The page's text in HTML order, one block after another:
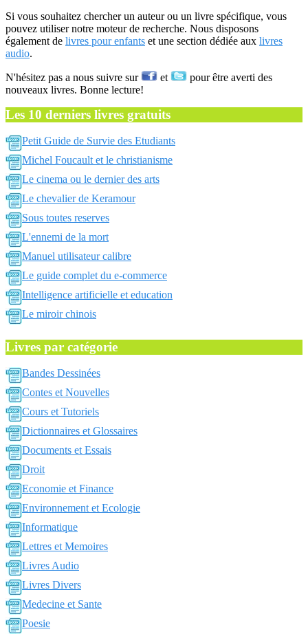
Si vous souhaitez chercher un auteur ou un livre spécifique, vous
pouvez utiliser notre moteur de recherche. Nous disposons
également de livres pour enfants et une section dédiée aux livres
audio.
N'hésitez pas a nous suivre sur et
pour être averti des
nouveaux livres. Bonne lecture!
Les 10 derniers livres gratuits
Petit Guide de Survie des Etudiants
Michel Foucault et le christianisme
Le cinema ou le dernier des arts
Le chevalier de Keramour
Sous toutes reserves
L'ennemi de la mort
Manuel utilisateur calibre
Le guide complet du e-commerce
Intelligence artificielle et education
Le miroir chinois
Livres par catégorie
Bandes Dessinées
Contes et Nouvelles
Cours et Tutoriels
Dictionnaires et Glossaires
Documents et Essais
Droit
Economie et Finance
Environnement et Ecologie
Informatique
Lettres et Memoires
Livres Audio
Livres Divers
Medecine et Sante
Poesie